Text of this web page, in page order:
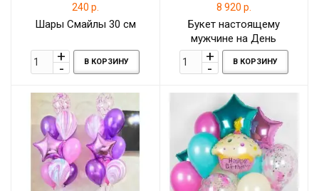
240 р.
Шары Смайлы 30 см
В КОРЗИНУ
8 920 р.
Букет настоящему
мужчине на День
рождения
В КОРЗИНУ